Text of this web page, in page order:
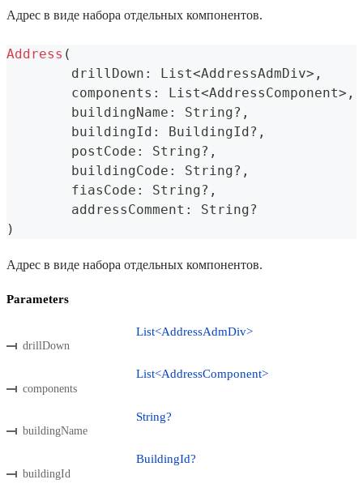
Адрес в виде набора отдельных компонентов.
Address (
	drillDown
: List<AddressAdmDiv> ,
	components
: List<AddressComponent> ,
	buildingName
: String? ,
	buildingId
: BuildingId? ,
	postCode
: String? ,
	buildingCode
: String? ,
	fiasCode
: String? ,
	addressComment
: String?
)
Адрес в виде набора отдельных компонентов.
Parameters
drillDown
List<AddressAdmDiv>
components
List<AddressComponent>
buildingName
String?
buildingId
BuildingId?